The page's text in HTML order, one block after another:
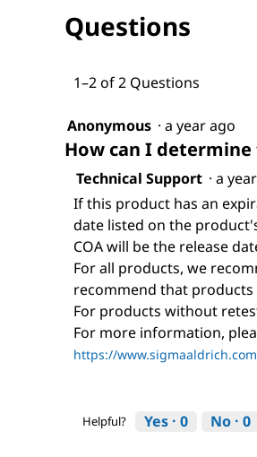
Questions
1–2 of 2 Questions
Anonymous · a year ago
How can I
Technical Support · a
If this product has an
date listed on the
COA will be the release
For all products, we
recommend that
For products without
For more information,
https://
Helpful? Yes · 0 No · 0